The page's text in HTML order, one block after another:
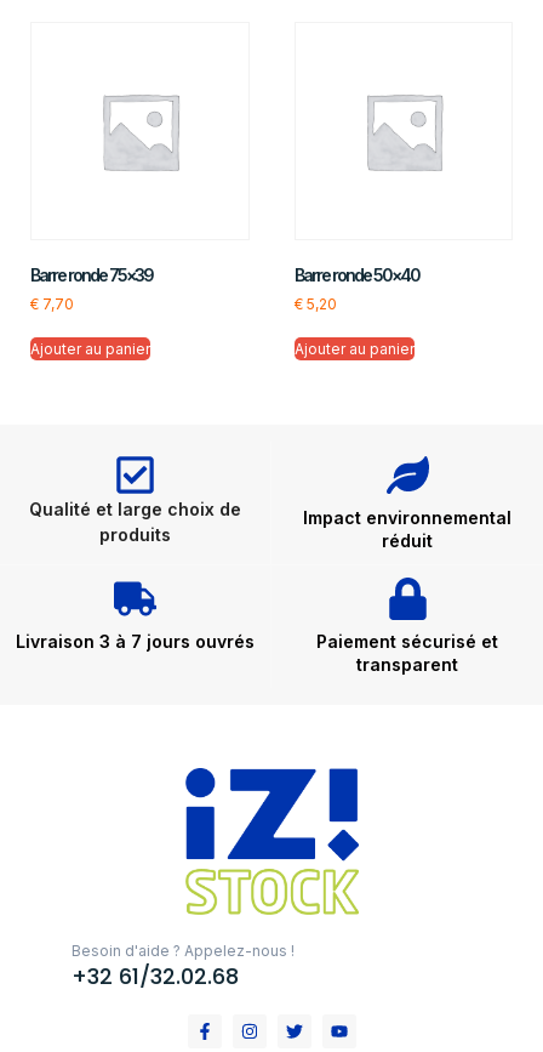
Barre ronde 75×39
€ 7,70
Ajouter au panier
Barre ronde 50×40
€5,20
Ajouter au panier
Qualité et large choix de
produits
Impact environnemental
réduit
Livraison 3 à 7 jours ouvrés
Paiement sécurisé et
transparent
Besoin d'aide ? Appelez-nous !
+32 61/32.02.68